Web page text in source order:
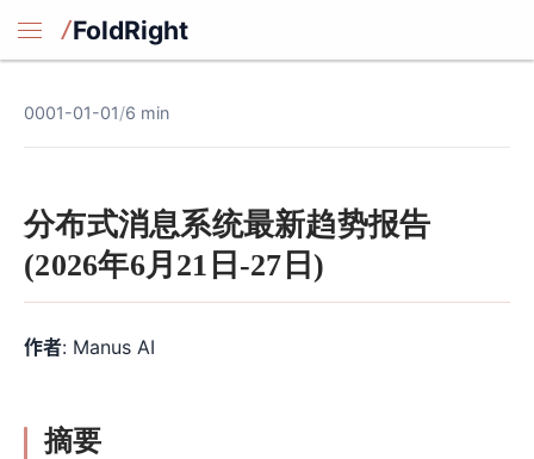
FoldRight
0001-01-01/6 min
分布式消息系统最新趋势报告
(2026年6月21日-27日)
作者: Manus AI
摘要